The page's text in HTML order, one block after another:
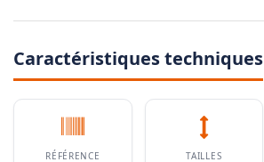
Caractéristiques techniques
RÉFÉRENCE TAILLES